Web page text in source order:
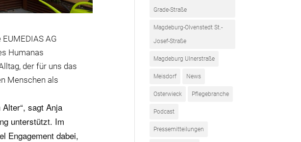
AG
Humanas
der für uns das
Menschen als
sagt Anja
unterstützt. Im
Engagement dabei,
Grade-Straße
Magdeburg-Olvenstedt St.-
Josef-Straße
Magdeburg Ulnerstraße
Meisdorf News
Osterwieck Pflegebranche
Podcast
Pressemitteilungen